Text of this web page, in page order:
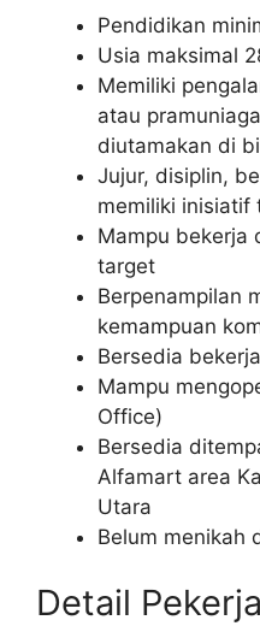
Pendidikan
Usia maksimal
Memiliki
atau
diutamakan di
Jujur, disiplin,
memiliki inisiatif
Mampu bekerja
target
Berpenampilan
kemampuan
Bersedia
Mampu
Office)
Bersedia
Alfamart area
Utara
Belum menikah
Detail